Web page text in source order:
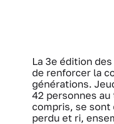
La 3e édition
de renforcer la
générations.
42 personnes
compris, se sont
perdu et ri,